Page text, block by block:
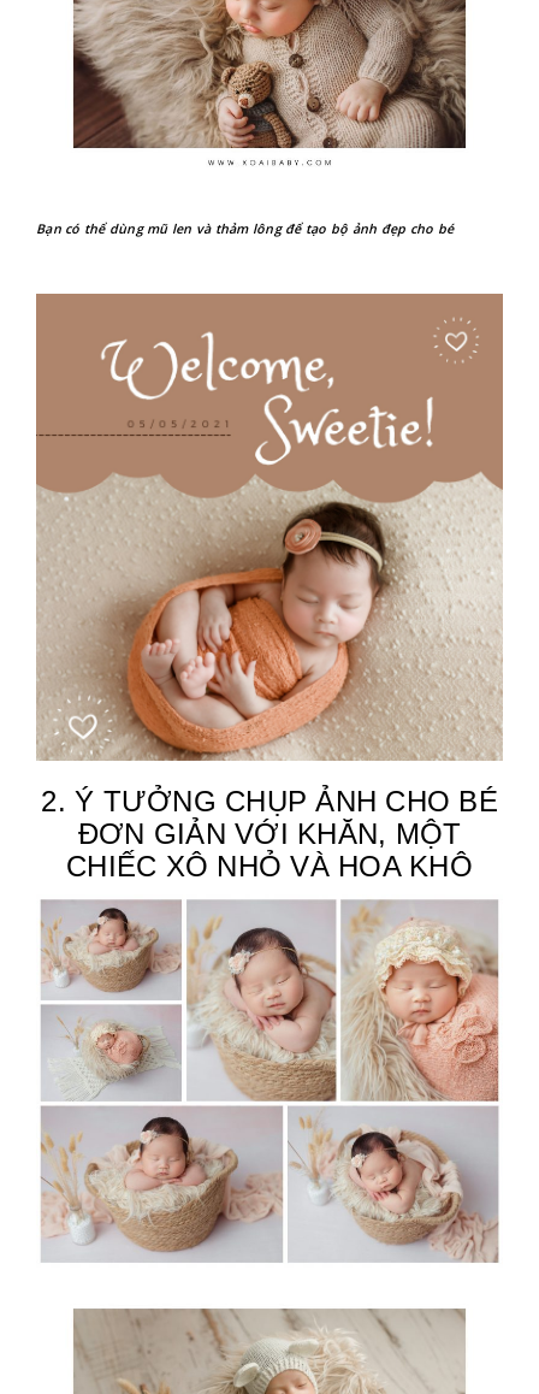
Bạn có thể dùng mũ len và thảm lông để tạo bộ ảnh đẹp cho bé
2. Ý TƯỞNG CHỤP ẢNH CHO BÉ
ĐƠN GIẢN VỚI KHĂN, MỘT
CHIẾC XÔ NHỎ VÀ HOA KHÔ